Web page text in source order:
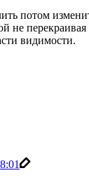
потом
не
видимости.